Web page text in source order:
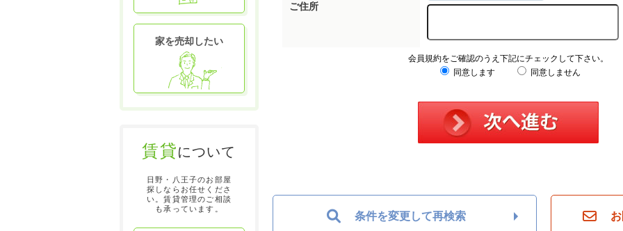
ご住所
会員規約をご確認のうえ下記にチェックして下さい。
同意します
同意しません
条件を変更して再検索
家を売却したい
賃貸について
日野・八王子のお部屋
探しならお任せくださ
い。賃貸管理のご相談
も承っています。